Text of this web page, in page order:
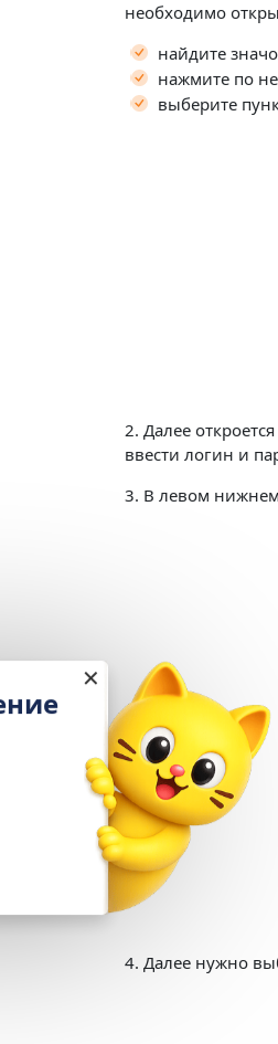
необходимо
найдите
нажмите по
выберите
2. Далее
ввести логин и
3. В левом
4. Далее нужно
Настройка и
в подарок
При подключении
«1С:Кабинет сотрудника»
Выгода 12 978 ₽
Получить подарок